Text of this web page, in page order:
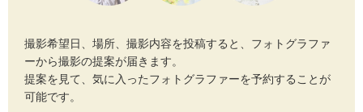
撮影希望日、場所、撮影内容を投稿すると、フォトグラファ
ーから撮影の提案が届きます。
提案を見て、気に入ったフォトグラファーを予約することが
可能です。